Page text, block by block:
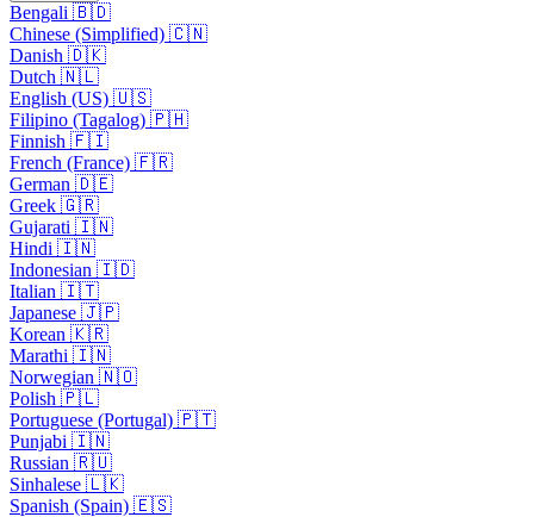
Bengali 🇧🇩
Chinese (Simplified) 🇨🇳
Danish 🇩🇰
Dutch 🇳🇱
English (US) 🇺🇸
Filipino (Tagalog) 🇵🇭
Finnish 🇫🇮
French (France) 🇫🇷
German 🇩🇪
Greek 🇬🇷
Gujarati 🇮🇳
Hindi 🇮🇳
Indonesian 🇮🇩
Italian 🇮🇹
Japanese 🇯🇵
Korean 🇰🇷
Marathi 🇮🇳
Norwegian 🇳🇴
Polish 🇵🇱
Portuguese (Portugal) 🇵🇹
Punjabi 🇮🇳
Russian 🇷🇺
Sinhalese 🇱🇰
Spanish (Spain) 🇪🇸